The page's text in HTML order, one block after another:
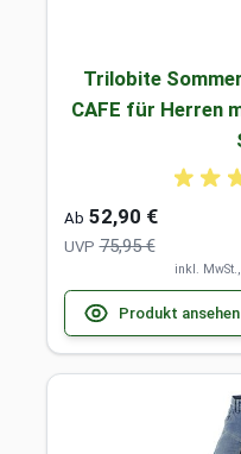
Trilobite
CAFE für Herren
Ab 52,90 €
UVP 75,95 €
inkl.
Produkt ansehen